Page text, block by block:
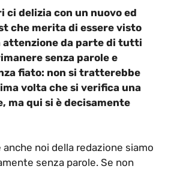
ci delizia con un nuovo ed
che merita di essere visto
attenzione da parte di tutti
senza parole e
fiato: non si tratterebbe
volta che si verifica una
ma qui si è decisamente
anche noi della redazione siamo
senza parole. Se non